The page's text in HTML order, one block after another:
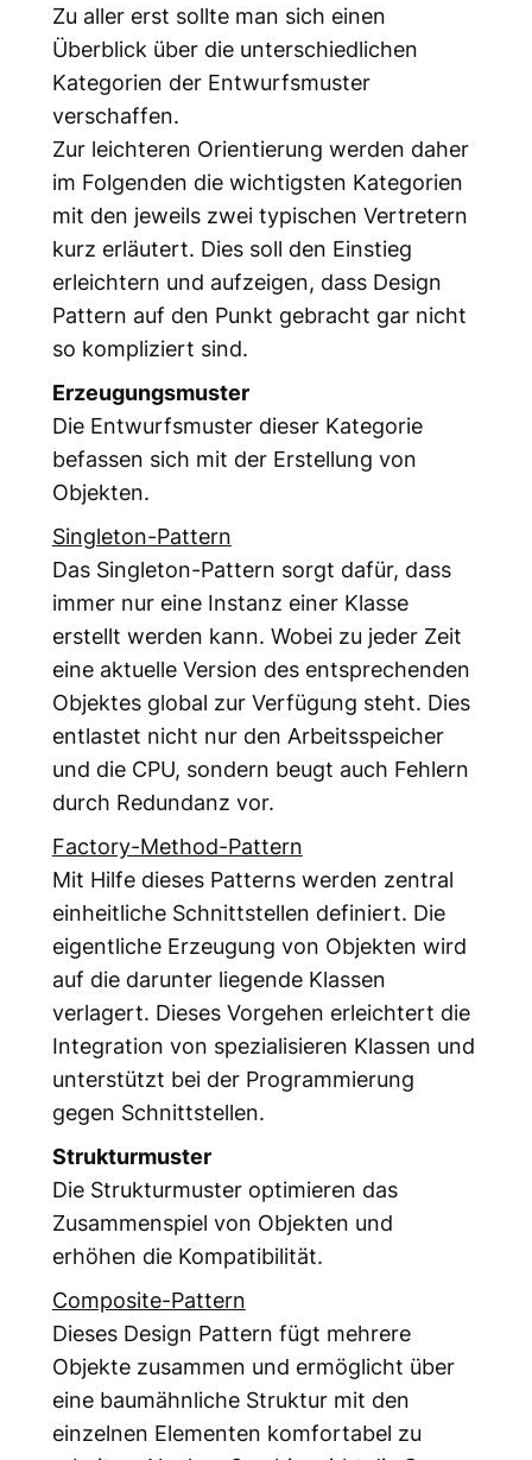
Zu aller erst sollte man sich einen
Überblick über die unterschiedlichen
Kategorien der Entwurfsmuster
verschaffen.
Zur leichteren Orientierung werden daher
im Folgenden die wichtigsten Kategorien
mit den jeweils zwei typischen Vertretern
kurz erläutert. Dies soll den Einstieg
erleichtern und aufzeigen, dass Design
Pattern auf den Punkt gebracht gar nicht
so kompliziert sind.
Erzeugungsmuster
Die Entwurfsmuster dieser Kategorie
befassen sich mit der Erstellung von
Objekten.
Singleton-Pattern
Das Singleton-Pattern sorgt dafür, dass
immer nur eine Instanz einer Klasse
erstellt werden kann. Wobei zu jeder Zeit
eine aktuelle Version des entsprechenden
Objektes global zur Verfügung steht. Dies
entlastet nicht nur den Arbeitsspeicher
und die CPU, sondern beugt auch Fehlern
durch Redundanz vor.
Factory-Method-Pattern
Mit Hilfe dieses Patterns werden zentral
einheitliche Schnittstellen definiert. Die
eigentliche Erzeugung von Objekten wird
auf die darunter liegende Klassen
verlagert. Dieses Vorgehen erleichtert die
Integration von spezialisieren Klassen und
unterstützt bei der Programmierung
gegen Schnittstellen.
Strukturmuster
Die Strukturmuster optimieren das
Zusammenspiel von Objekten und
erhöhen die Kompatibilität.
Composite-Pattern
Dieses Design Pattern fügt mehrere
Objekte zusammen und ermöglicht über
eine baumähnliche Struktur mit den
einzelnen Elementen komfortabel zu